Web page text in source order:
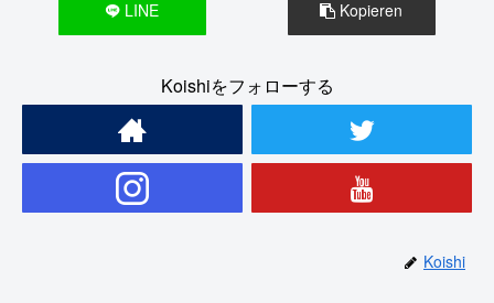
LINE Kopieren
Koishiをフォローする
Koishi